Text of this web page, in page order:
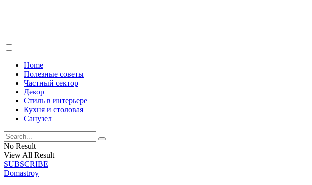
Home
Полезные советы
Частный сектор
Декор
Стиль в интерьере
Кухня и столовая
Санузел
No Result
View All Result
SUBSCRIBE
Domastroy